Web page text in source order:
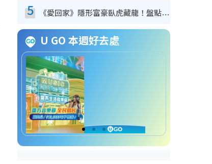
5 《愛回家》隱形富豪臥虎藏龍！盤點12位財氣逼人的有錢藝人：呢位靚女3億身家唔憂做
U GO 本週好去處